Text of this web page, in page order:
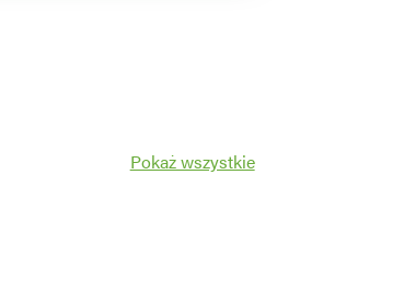
Pokaż wszystkie